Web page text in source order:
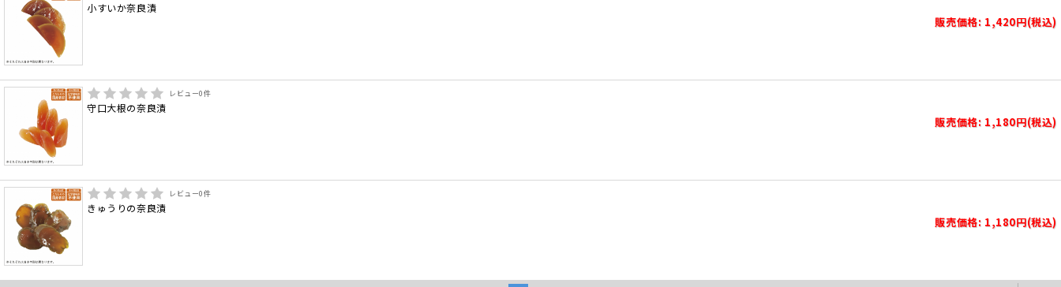
小すいか奈良漬
販売価格: 1,420円(税込)
レビュー0件
守口大根の奈良漬
販売価格: 1,180円(税込)
レビュー0件
きゅうりの奈良漬
販売価格: 1,180円(税込)